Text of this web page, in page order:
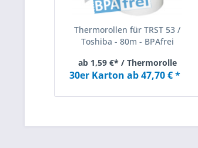
Thermorollen für TRST 53 /
Toshiba - 80m - BPAfrei
ab 1,59 €* / Thermorolle
30er Karton ab 47,70 € *